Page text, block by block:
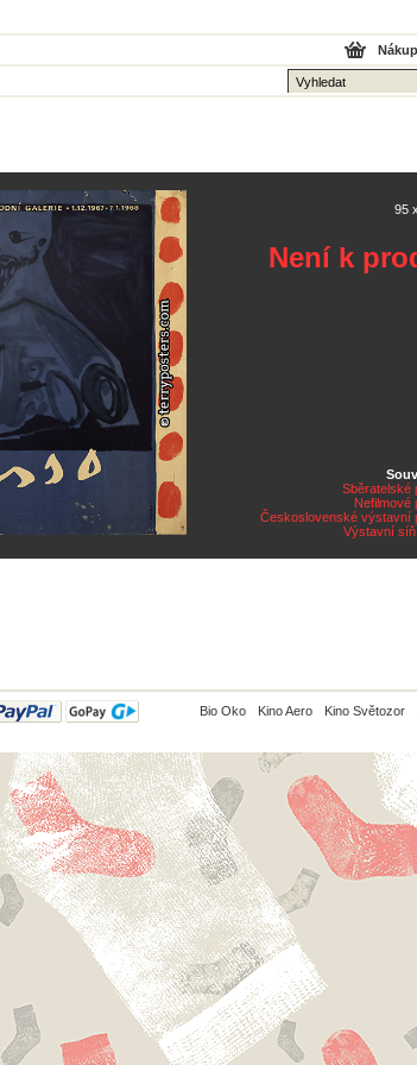
95
Není k
Sběratelské
Nefilmové
Československé výstavní
Výstavní síň
Bio Oko Kino Aero Kino Světozor